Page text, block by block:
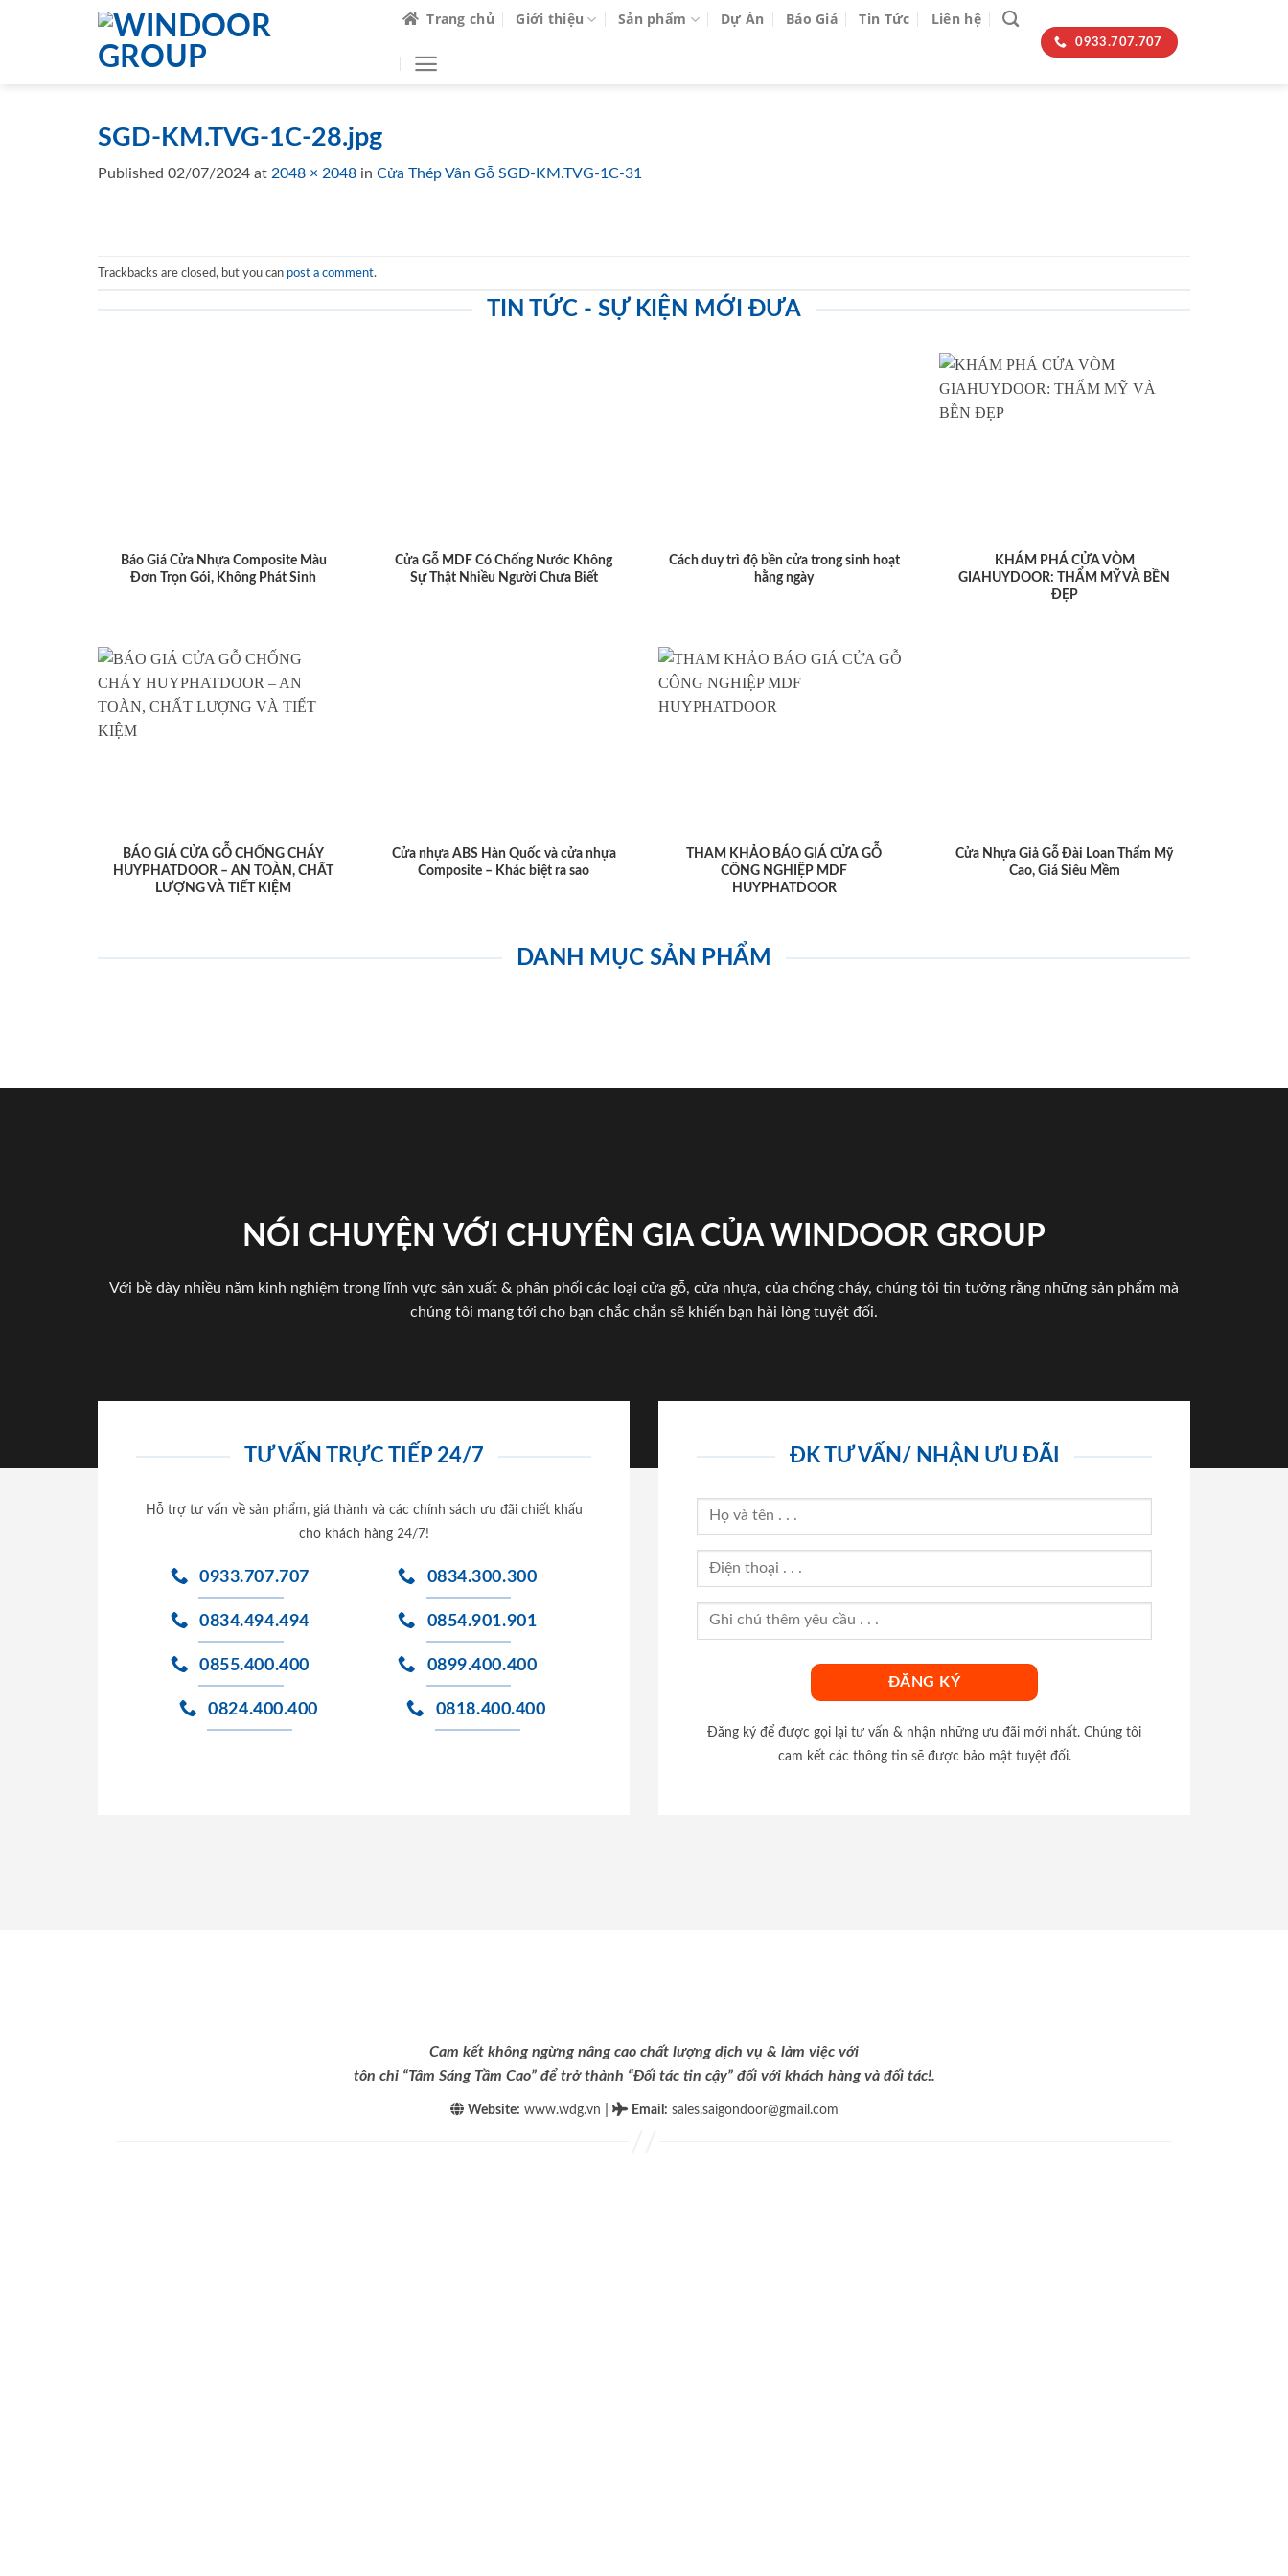
Trang chủ Giới thiệu Sản phẩm Dự Án Báo Giá Tin Tức Liên hệ
0933.707.707
SGD-KM.TVG-1C-28.jpg
Published 02/07/2024 at 2048 × 2048 in Cửa Thép Vân Gỗ SGD-KM.TVG-1C-31
Trackbacks are closed, but you can post a comment.
TIN TỨC - SỰ KIỆN MỚI ĐƯA
Báo Giá Cửa Nhựa Composite Màu
Đơn Trọn Gói, Không Phát Sinh
Cửa Gỗ MDF Có Chống Nước Không
Sự Thật Nhiều Người Chưa Biết
Cách duy trì độ bền cửa trong sinh hoạt
hằng ngày
KHÁM PHÁ CỬA VÒM
GIAHUYDOOR: THẨM MỸ VÀ BỀN
ĐẸP
BÁO GIÁ CỬA GỖ CHỐNG CHÁY
HUYPHATDOOR – AN TOÀN, CHẤT
LƯỢNG VÀ TIẾT KIỆM
Cửa nhựa ABS Hàn Quốc và cửa nhựa
Composite – Khác biệt ra sao
THAM KHẢO BÁO GIÁ CỬA GỖ
CÔNG NGHIỆP MDF
HUYPHATDOOR
Cửa Nhựa Giả Gỗ Đài Loan Thẩm Mỹ
Cao, Giá Siêu Mềm
DANH MỤC SẢN PHẨM
NÓI CHUYỆN VỚI CHUYÊN GIA CỦA WINDOOR GROUP
Với bề dày nhiều năm kinh nghiệm trong lĩnh vực sản xuất & phân phối các loại cửa gỗ, cửa nhựa, của chống cháy, chúng tôi tin tưởng rằng những sản phẩm mà
chúng tôi mang tới cho bạn chắc chắn sẽ khiến bạn hài lòng tuyệt đối.
TƯ VẤN TRỰC TIẾP 24/7
Hỗ trợ tư vấn về sản phẩm, giá thành và các chính sách ưu đãi chiết khấu
cho khách hàng 24/7!
0933.707.707
0834.494.494
0855.400.400
0824.400.400
0834.300.300
0854.901.901
0899.400.400
0818.400.400
ĐK TƯ VẤN/ NHẬN ƯU ĐÃI
Đăng ký để được gọi lại tư vấn & nhận những ưu đãi mới nhất. Chúng tôi
cam kết các thông tin sẽ được bảo mật tuyệt đối.
Cam kết không ngừng nâng cao chất lượng dịch vụ & làm việc với
tôn chỉ “Tâm Sáng Tầm Cao” để trở thành “Đối tác tin cậy” đối với khách hàng và đối tác!.
Website: www.wdg.vn Email : sales.saigondoor@gmail.com